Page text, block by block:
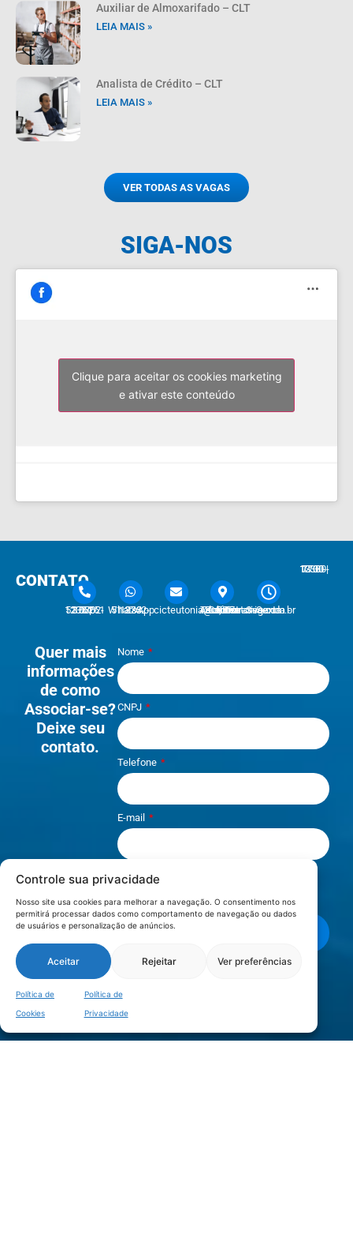
Controle sua privacidade
Nosso site usa cookies para melhorar a navegação. O consentimento nos
permitirá processar dados como comportamento de navegação ou dados
de usuários e personalização de anúncios.
Aceitar Rejeitar Ver preferências
Política de
Cookies
Política de
Privacidade
Auxiliar de Almoxarifado – CLT
LEIA MAIS »
Analista de Crédito – CLT
LEIA MAIS »
VER TODAS AS VAGAS
SIGA-NOS
Clique para aceitar os cookies marketing
e ativar este conteúdo
CONTATO
51 3762-1233 | 51 3762-1030 51 3762-1233 WhatsAppcicteutonia@cicteutonia.com.br
Rua Um Sul, 77 - Centro Administrativo Teutônia - RS Segunda - Sexta
7:30 - 12:00 | 13:30 - 17:30
Quer mais
informações
de como
Associar-se?
Deixe seu
contato.
Nome
CNPJ
Telefone
E-mail
Li e aceito os termos de
Privacidade
LOCALIZAÇÃO